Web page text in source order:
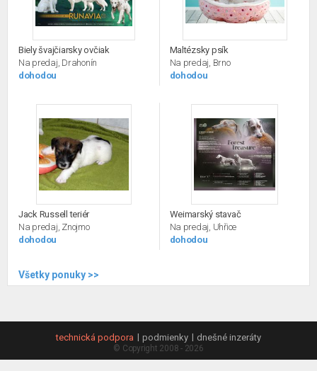
Biely švajčiarsky ovčiak
Na predaj, Drahonín
dohodou
Maltézsky psík
Na predaj, Brno
dohodou
Jack Russell teriér
Na predaj, Znojmo
dohodou
Weimarský stavač
Na predaj, Uhřice
dohodou
Všetky ponuky >>
technická podpora podmienky dnešné inzeráty
© Copyright 2008 - 2026